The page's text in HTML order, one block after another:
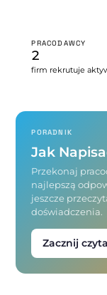
PRACODAWCY
2
firm rekrutuje
PORADNIK
Jak
Przekonaj
najlepszą
jeszcze
doświadczenia.
Zacznij